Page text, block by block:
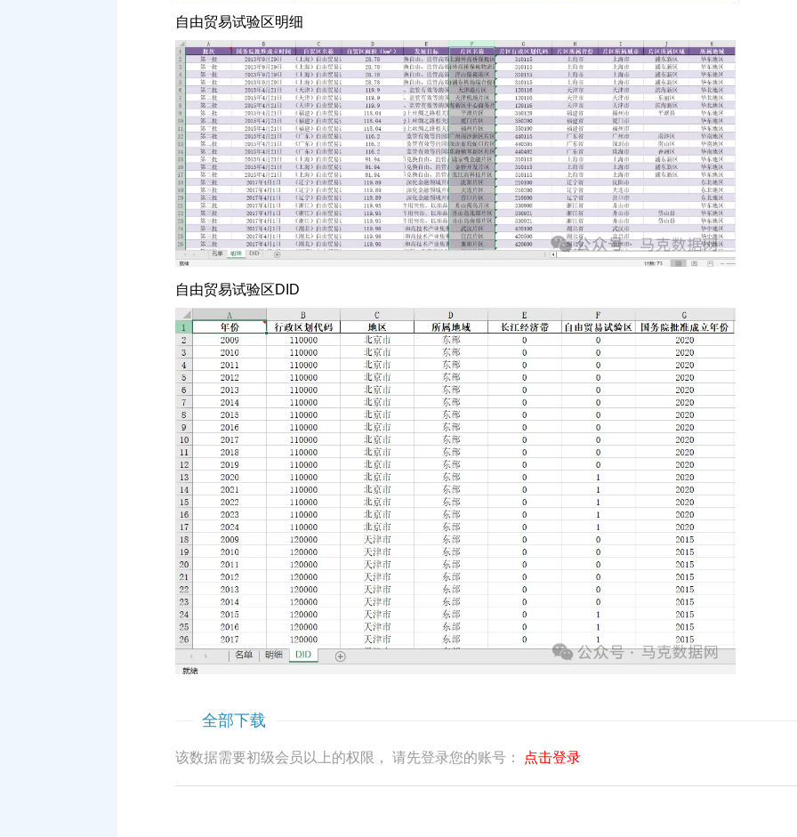
自由贸易试验区明细
自由贸易试验区DID
全部下载
该数据需要初级会员以上的权限， 请先登录您的账号： 点击登录